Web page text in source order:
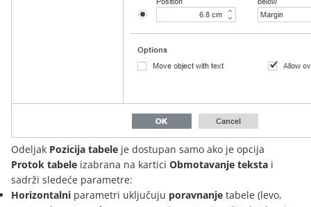
Odeljak Pozicija tabele je dostupan samo ako je opcija
Protok tabele izabrana na kartici Obmotavanje teksta i
sadrži sledeće parametre:
Horizontalni parametri uključuju poravnanje tabele (levo,